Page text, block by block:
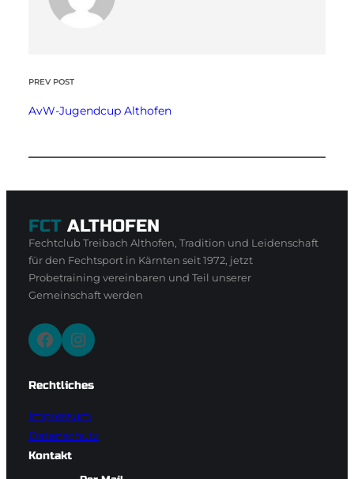
PREV POST
AvW-Jugendcup Althofen
FCT ALTHOFEN
Fechtclub Treibach Althofen, Tradition und Leidenschaft
für den Fechtsport in Kärnten seit 1972, jetzt
Probetraining vereinbaren und Teil unserer
Gemeinschaft werden
Facebook Instagram
Rechtliches
Impressum
Datenschutz
Kontakt